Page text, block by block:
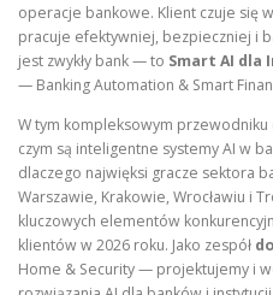
operacje bankowe. Klient czuje się
pracuje efektywniej, bezpieczniej i
jest zwykły bank — to Smart AI dla
— Banking Automation & Smart
W tym kompleksowym przewodniku
czym są inteligentne systemy AI w
dlaczego najwięksi gracze sektora
Warszawie, Krakowie, Wrocławiu i
kluczowych elementów
klientów w 2026 roku. Jako zespół
Home & Security — projektujemy i